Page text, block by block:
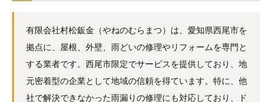
有限会社村松鈑金（やねのむらまつ）は、愛知県西尾市を
拠点に、屋根、外壁、雨どいの修理やリフォームを専門と
する業者です。西尾市限定でサービスを提供しており、地
元密着型の企業として地域の信頼を得ています。特に、他
社で解決できなかった雨漏りの修理にも対応しており、ド